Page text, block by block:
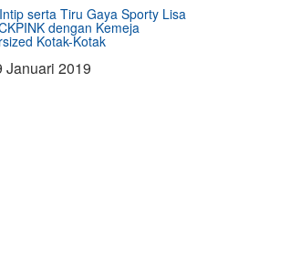
serta Tiru Gaya Sporty Lisa
dengan Kemeja
Kotak-Kotak
Januari 2019